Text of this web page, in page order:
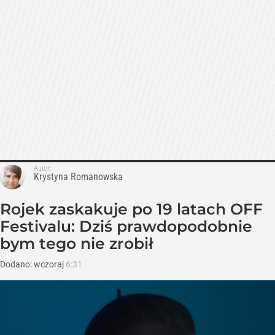
Autor:
Krystyna Romanowska
Rojek zaskakuje po 19 latach OFF
Festivalu: Dziś prawdopodobnie
bym tego nie zrobił
Dodano:wczoraj 6:31